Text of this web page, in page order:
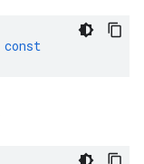
const